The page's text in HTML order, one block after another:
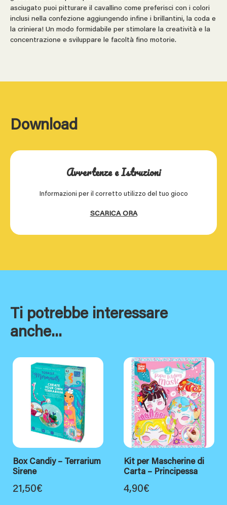
asciugato puoi pitturare il cavallino come preferisci con i colori
inclusi nella confezione aggiungendo infine i brillantini, la coda e
la criniera! Un modo formidabile per stimolare la creatività e la
concentrazione e sviluppare le facoltà fino motorie.
Download
Avvertenze e Istruzioni
Informazioni per il corretto utilizzo del tuo gioco
SCARICA ORA
Ti potrebbe interessare
anche...
Box Candiy – Terrarium
Sirene
21,50€
Kit per Mascherine di
Carta – Principessa
4,90€